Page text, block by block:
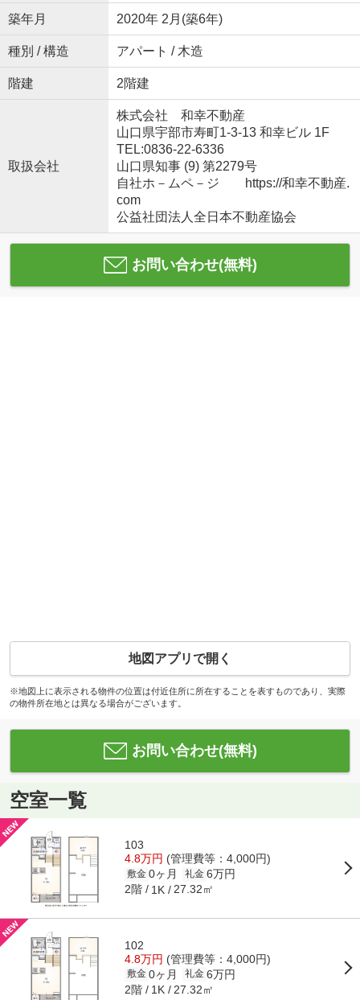
築年月 2020年 2月(築6年)
種別 / 構造 アパート / 木造
階建 2階建
取扱会社
株式会社 和幸不動産
山口県宇部市寿町1-3-13 和幸ビル 1F
TEL:0836-22-6336
山口県知事 (9) 第2279号
自社ホ－ムペ－ジ https://和幸不動産.
com
公益社団法人全日本不動産協会
お問い合わせ(無料)
地図アプリで開く
※地図上に表示される物件の位置は付近住所に所在することを表すものであり、実際
の物件所在地とは異なる場合がございます。
お問い合わせ(無料)
空室一覧
103
4.8万円 (管理費等：4,000円)
敷金 0ヶ月 礼金 6万円
2階 1K 27.32㎡
102
4.8万円 (管理費等：4,000円)
敷金 0ヶ月 礼金 6万円
2階 1K 27.32㎡